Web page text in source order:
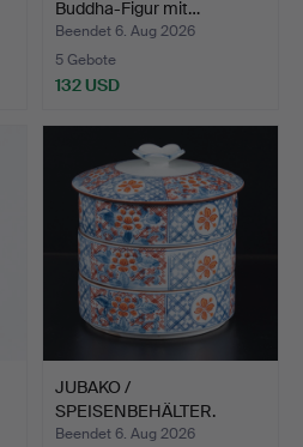
Buddha-Figur mit…
Beendet 6. Aug 2026
5 Gebote
132 USD
JUBAKO /
SPEISENBEHÄLTER.
Sogenannte Jubak…
Beendet 6. Aug 2026